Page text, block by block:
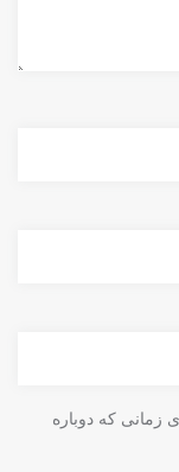
زمانی که دوباره